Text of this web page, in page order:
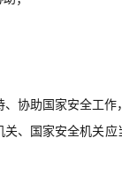
协助国家安全工作
、国家安全机关